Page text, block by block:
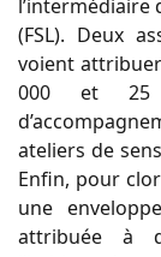
(FSL). Deux
voient
000 et 25
ateliers de
Enfin, pour
une
attribuée à